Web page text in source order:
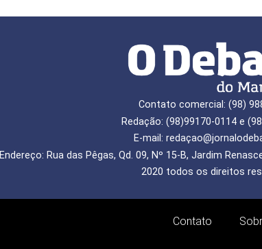
Contato comercial: (98)
Redação: (98)99170-0114 e
E-mail:
Endereço: Rua das Pêgas, Qd. 09, Nº 15-B, Jardim
2020 todos os direitos
Contato